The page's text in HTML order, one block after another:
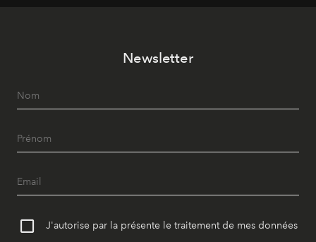
Newsletter
J'autorise par la présente le traitement de mes données